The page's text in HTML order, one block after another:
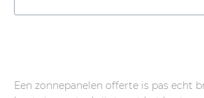
Een zonnepanelen offerte is pas echt